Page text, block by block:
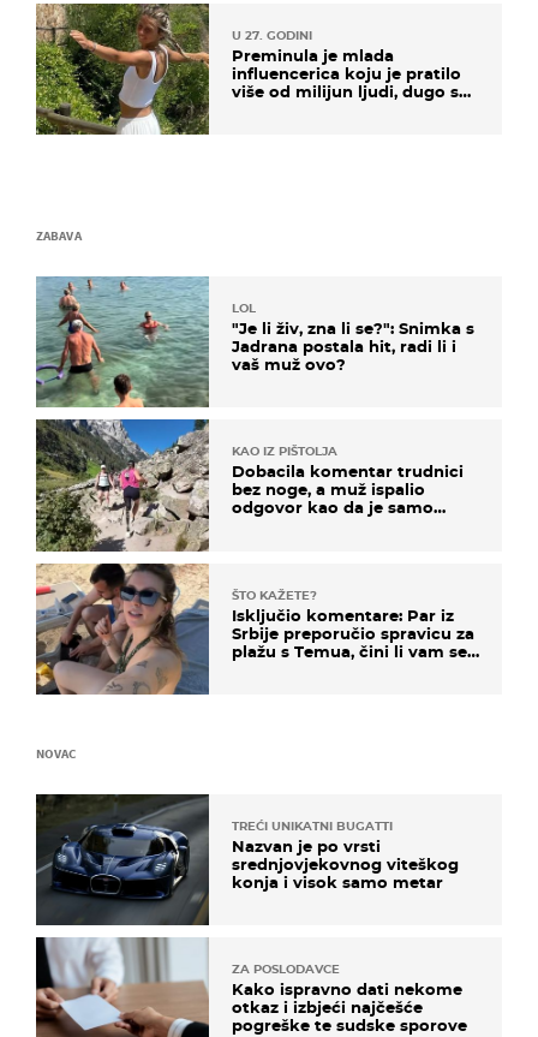
U 27. GODINI
Preminula je mlada
influencerica koju je pratilo
više od milijun ljudi, dugo se
ZABAVA
LOL
"Je li živ, zna li se?": Snimka s
Jadrana postala hit, radi li i
vaš muž ovo?
KAO IZ PIŠTOLJA
Dobacila komentar trudnici
bez noge, a muž ispalio
odgovor kao da je samo
ŠTO KAŽETE?
Isključio komentare: Par iz
Srbije preporučio spravicu za
plažu s Temua, čini li vam se
NOVAC
TREĆI UNIKATNI BUGATTI
Nazvan je po vrsti
srednjovjekovnog viteškog
konja i visok samo metar
ZA POSLODAVCE
Kako ispravno dati nekome
otkaz i izbjeći najčešće
pogreške te sudske sporove